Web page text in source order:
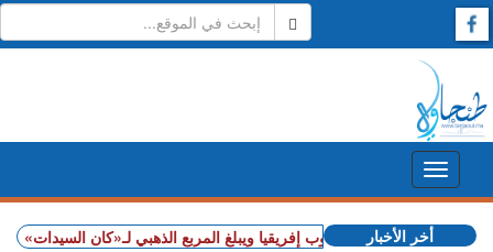
+ المغرب يهزم جنوب إفريقيا ويبلغ المربع الذهبي لـ«كان السيدات» + شملت أخر الأخبار